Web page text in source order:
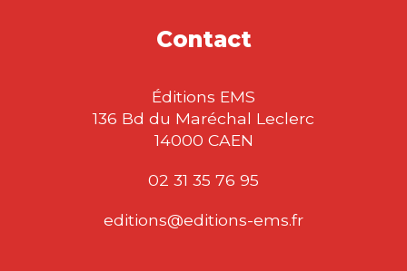
Contact
Éditions EMS
136 Bd du Maréchal Leclerc
14000 CAEN
02 31 35 76 95
editions@editions-ems.fr